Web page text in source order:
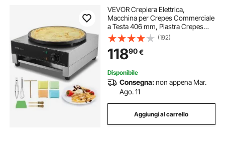
VEVOR Crepiera Elettrica,
Macchina per Crepes Commerciale
a Testa 406 mm, Piastra Crepes
Piastra Piana 3000 W, Macchina in
Acciaio Inox Antiaderente, Fornello
Circolare, Controllo per
Temperatura
(192)
11890€
Disponibile
Consegna:non appena Mar.
Ago. 11
Aggiungi al carrello